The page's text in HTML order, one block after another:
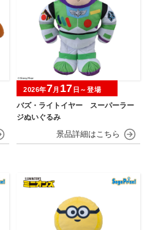
バズ・ライトイヤー スーパーラー
ジぬいぐるみ
2026年7月 17 日～登場